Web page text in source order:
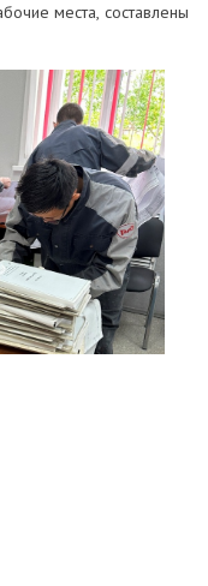
места, составлены